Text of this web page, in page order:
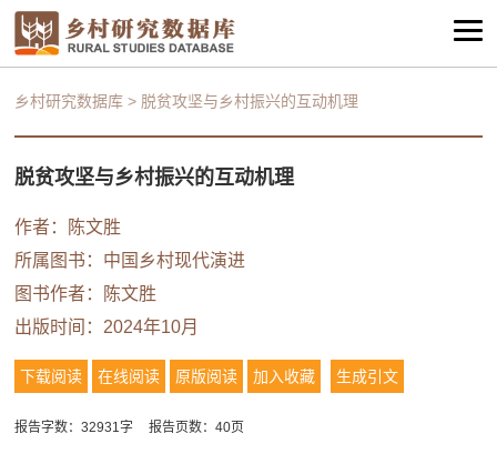
乡村研究数据库 > 脱贫攻坚与乡村振兴的互动机理
脱贫攻坚与乡村振兴的互动机理
作者：
陈文胜
所属图书： 中国乡村现代演进
图书作者：
陈文胜
出版时间：2024年10月
下载阅读 在线阅读 原版阅读 加入收藏 生成引文
报告字数：32931字 报告页数：40页